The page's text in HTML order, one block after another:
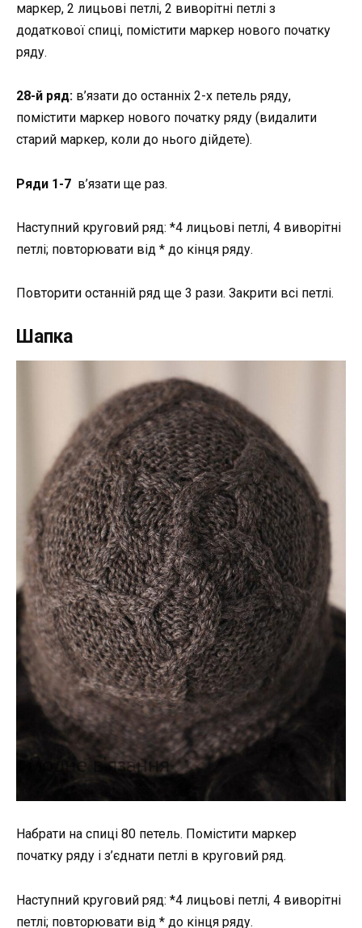
маркер, 2 лицьові петлі, 2 виворітні петлі з
додаткової спиці, помістити маркер нового початку
ряду.
28-й ряд: в’язати до останніх 2-х петель ряду,
помістити маркер нового початку ряду (видалити
старий маркер, коли до нього дійдете).
Ряди 1-7 в’язати ще раз.
Наступний круговий ряд: *4 лицьові петлі, 4 виворітні
петлі; повторювати від * до кінця ряду.
Повторити останній ряд ще 3 рази. Закрити всі петлі.
Шапка
Набрати на спиці 80 петель. Помістити маркер
початку ряду і з’єднати петлі в круговий ряд.
Наступний круговий ряд: *4 лицьові петлі, 4 виворітні
петлі; повторювати від * до кінця ряду.